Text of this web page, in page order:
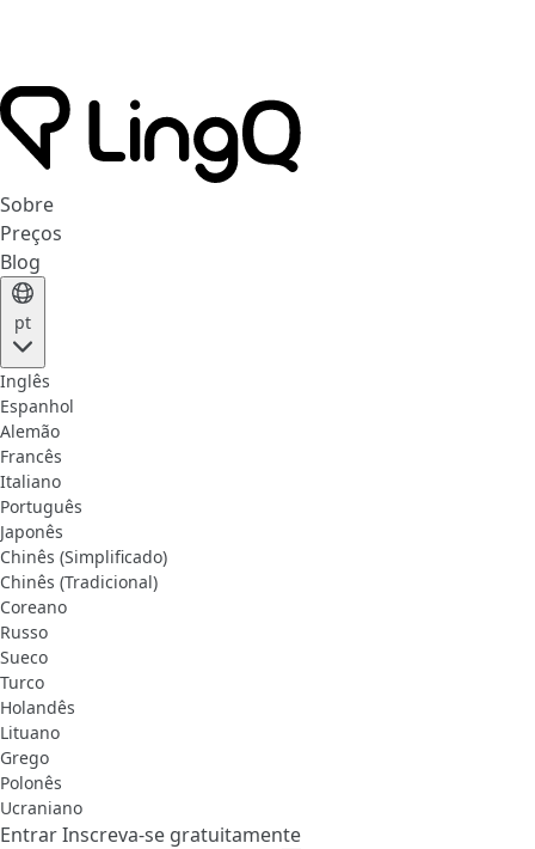
Sobre
Preços
Blog
pt
Inglês
Espanhol
Alemão
Francês
Italiano
Português
Japonês
Chinês (Simplificado)
Chinês (Tradicional)
Coreano
Russo
Sueco
Turco
Holandês
Lituano
Grego
Polonês
Ucraniano
EntrarInscreva-se gratuitamente